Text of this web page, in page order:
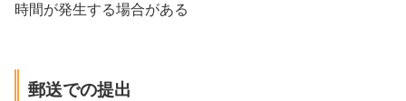
時間が発生する場合がある
郵送での提出